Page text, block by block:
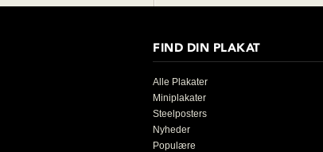
FIND DIN PLAKAT
Alle Plakater
Miniplakater
Steelposters
Nyheder
Populære